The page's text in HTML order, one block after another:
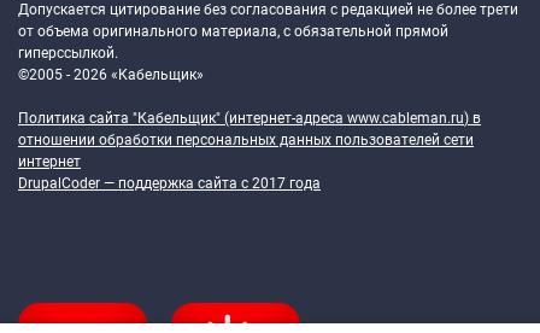
Допускается цитирование без согласования с редакцией не более трети
от объема оригинального материала, с обязательной прямой
гиперссылкой.
©2005 - 2026 «Кабельщик»
Политика сайта "Кабельщик" (интернет-адреса www.cableman.ru) в
отношении обработки персональных данных пользователей сети
интернет
DrupalCoder — поддержка сайта c 2017 года